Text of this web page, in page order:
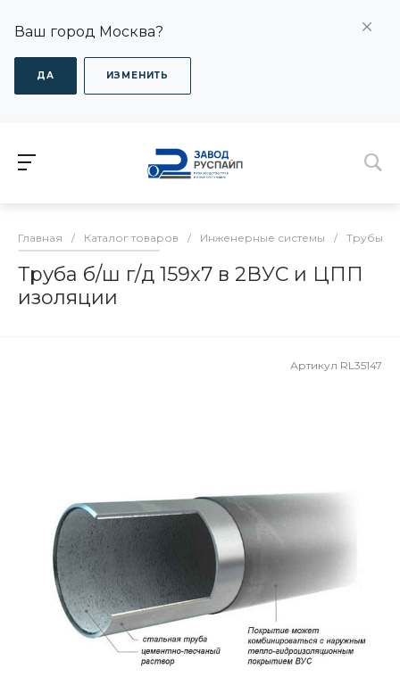
Ваш город Москва?
ДА ИЗМЕНИТЬ
Главная / Каталог товаров / Инженерные системы / Трубы в
Труба б/ш г/д 159х7 в 2ВУС и ЦПП
изоляции
Артикул RL35147